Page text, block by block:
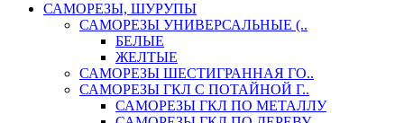
САМОРЕЗЫ, ШУРУПЫ
САМОРЕЗЫ УНИВЕРСАЛЬНЫЕ (..
БЕЛЫЕ
ЖЕЛТЫЕ
САМОРЕЗЫ ШЕСТИГРАННАЯ ГО..
САМОРЕЗЫ ГКЛ С ПОТАЙНОЙ Г..
САМОРЕЗЫ ГКЛ ПО МЕТАЛЛУ